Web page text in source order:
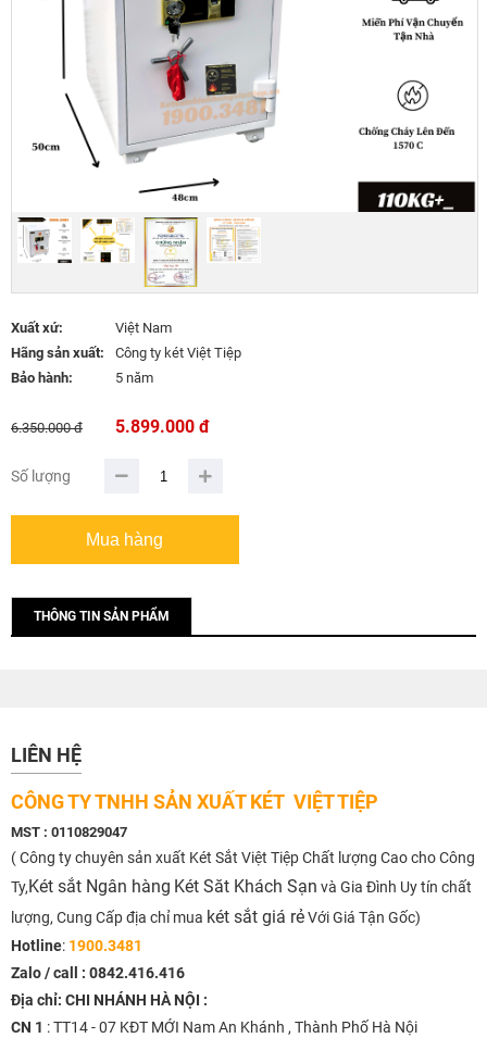
Xuất xứ:
Việt Nam
Hãng sản xuất:
Công ty két Việt Tiệp
Bảo hành:
5 năm
6.350.000 đ 5.899.000 đ
Số lượng
THÔNG TIN SẢN PHẨM
LIÊN HỆ
CÔNG TY TNHH SẢN XUẤT KÉT VIỆT TIỆP
MST : 0110829047
( Công ty chuyên sản xuất Két Sắt Việt Tiệp Chất lượng Cao cho Công
Ty,Két sắt Ngân hàng Két Săt Khách Sạn và Gia Đình Uy tín chất
lượng, Cung Cấp địa chỉ mua két sắt giá rẻVới Giá Tận Gốc)
Hotline: 1900.3481
Zalo / call : 0842.416.416
Địa chỉ: CHI NHÁNH HÀ NỘI :
CN 1 : TT14 - 07 KĐT MỚI Nam An Khánh , Thành Phố Hà Nội